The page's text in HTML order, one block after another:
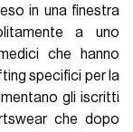
in una finestra
a uno
che hanno
specifici per la
gli iscritti
che dopo